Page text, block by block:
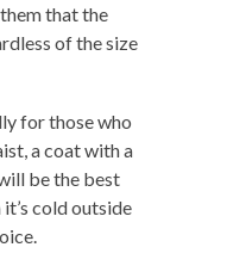
that the
of the size
for those who
a coat with a
be the best
cold outside